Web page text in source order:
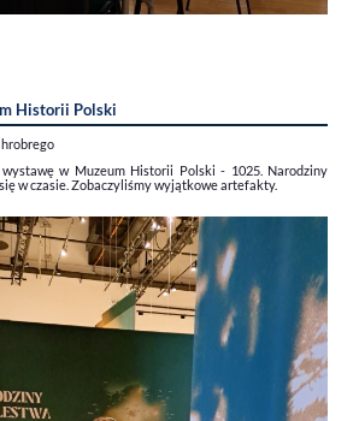
Historii Polski
w Muzeum Historii Polski - 1025. Narodziny
w czasie. Zobaczyliśmy wyjątkowe artefakty.